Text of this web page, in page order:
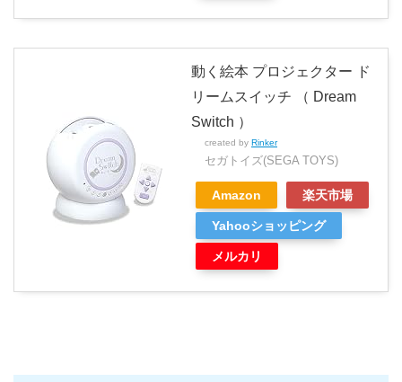
動く絵本 プロジェクター ド
リームスイッチ （ Dream
Switch ）
created by Rinker
セガトイズ(SEGA TOYS)
Amazon 楽天市場
Yahooショッピング
メルカリ